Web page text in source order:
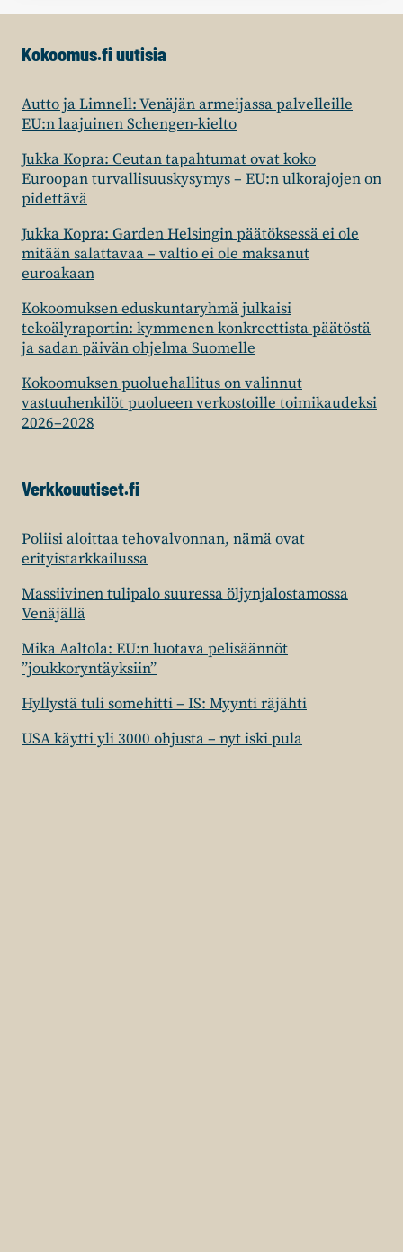
Kokoomus.fi uutisia
Autto ja Limnell: Venäjän armeijassa palvelleille
EU:n laajuinen Schengen-kielto
Jukka Kopra: Ceutan tapahtumat ovat koko
Euroopan turvallisuuskysymys – EU:n ulkorajojen on
pidettävä
Jukka Kopra: Garden Helsingin päätöksessä ei ole
mitään salattavaa – valtio ei ole maksanut
euroakaan
Kokoomuksen eduskuntaryhmä julkaisi
tekoälyraportin: kymmenen konkreettista päätöstä
ja sadan päivän ohjelma Suomelle
Kokoomuksen puoluehallitus on valinnut
vastuuhenkilöt puolueen verkostoille toimikaudeksi
2026–2028
Verkkouutiset.fi
Poliisi aloittaa tehovalvonnan, nämä ovat
erityistarkkailussa
Massiivinen tulipalo suuressa öljynjalostamossa
Venäjällä
Mika Aaltola: EU:n luotava pelisäännöt
”joukkoryntäyksiin”
Hyllystä tuli somehitti – IS: Myynti räjähti
USA käytti yli 3000 ohjusta – nyt iski pula